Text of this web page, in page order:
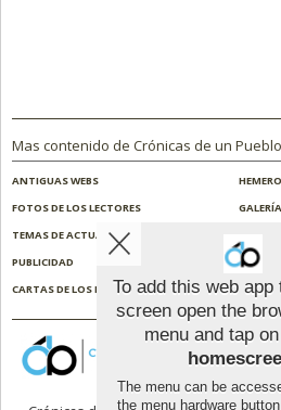
Mas contenido de Crónicas de un
ANTIGUAS WEBS
FOTOS DE LOS LECTORES
TEMAS DE ACTUALIDAD
PUBLICIDAD
CARTAS DE LOS LECTORESTo add this web app
screen open the
menu and tap on
The menu can be
the menu hardware
Aviso sobre el Uso
Utilizamos cookies
funcionamiento del
lista de cookies y